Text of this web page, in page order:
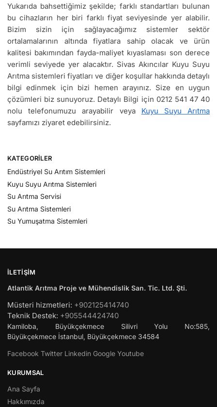
Yukarıda bahsettiğimiz şekilde; farklı standartları bulunan
bu cihazların her biri farklı fiyat seviyesinde yer alabilir.
Bizim sizin için sağlayacağımız sistemler sektör
ortalamalarının altında fiyatlara sahip olacak ve ürün
kalitesi bakımından fayda-maliyet kıyaslaması son derece
verimli seviyede yer alacaktır. Sivas Akıncılar Kuyu Suyu
Arıtma sistemleri fiyatları ve diğer koşullar hakkında detaylı
bilgi edinmek için bizi hemen arayınız. Size en uygun
çözümleri biz sunuyoruz. Detaylı Bilgi için 0212 541 47 40
nolu telefonumuzu arayabilir veya Kuyu Suyu Arıtma
sayfamızı ziyaret edebilirsiniz.
KATEGORILER
Endüstriyel Su Arıtım Sistemleri
Kuyu Suyu Arıtma Sistemleri
Su Arıtma Servisi
Su Arıtma Sistemleri
Su Yumuşatma Sistemleri
İLETIŞIM
Atlantik Arıtma Proje ve Mühendislik San. Tic. Ltd. Şti.
Müsteri hizmetleri: +902125414740
Teknik Destek: +905544424740
Kamiloba, Büyükçekmece Silivri Yolu No:585,
Büyükçekmece İstanbul, Büyükçekmece 34584
Facebook Twitter Linkedin Google Youtube
KURUMSAL
Ana Sayfa
Hakkımızda